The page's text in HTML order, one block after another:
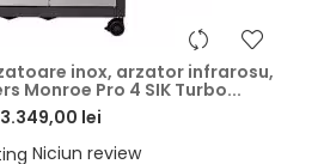
inox, arzator infrarosu,
Monroe Pro 4 SIK Turbo...
3.349,00 lei
Niciun review